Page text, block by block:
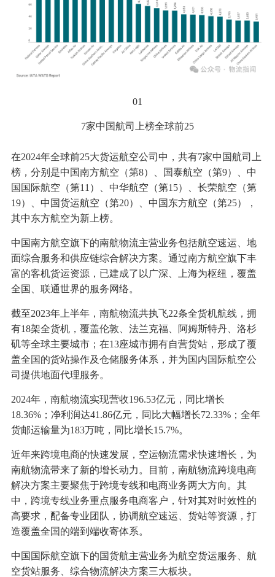
01
7家中国航司上榜全球前25
在2024年全球前25大货运航空公司中，共有7家中国航司上
榜，分别是中国南方航空（第8）、国泰航空（第9）、中
国国际航空（第11）、中华航空（第15）、长荣航空（第
19）、中国货运航空（第20）、中国东方航空（第25），
其中东方航空为新上榜。
中国南方航空旗下的南航物流主营业务包括航空速运、地
面综合服务和供应链综合解决方案。通过南方航空旗下丰
富的客机货运资源，已建成了以广深、上海为枢纽，覆盖
全国、联通世界的服务网络。
截至2023年上半年，南航物流共执飞22条全货机航线，拥
有18架全货机，覆盖伦敦、法兰克福、阿姆斯特丹、洛杉
矶等全球主要城市；在13座城市拥有自营货站，形成了覆
盖全国的货站操作及仓储服务体系，并为国内国际航空公
司提供地面代理服务。
2024年，南航物流实现营收196.53亿元，同比增长
18.36%；净利润达41.86亿元，同比大幅增长72.33%；全年
货邮运输量为183万吨，同比增长15.7%。
近年来跨境电商的快速发展，空运物流需求快速增长，为
南航物流带来了新的增长动力。目前，南航物流跨境电商
解决方案主要聚焦于跨境专线和电商业务两大方向。其
中，跨境专线业务重点服务电商客户，针对其对时效性的
高要求，配备专业团队，协调航空速运、货站等资源，打
造覆盖全国的端到端收寄体系。
中国国际航空旗下的国货航主营业务为航空货运服务、航
空货站服务、综合物流解决方案三大板块。